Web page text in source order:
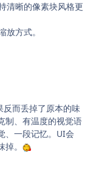
清晰的像素块风格更
方式。
反而丢掉了原本的味
制、有温度的视觉语
、一段记忆。UI会
。